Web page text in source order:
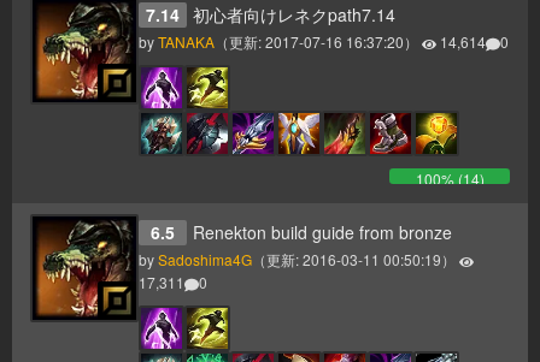
7.14 初心者向けレネクpath7.14
byTANAKA （更新:2017-07-16 16:37:20） 14,614 0
100% (14)
6.5 Renekton build guide from bronze
bySadoshima4G （更新:2016-03-11 00:50:19）
17,311
0